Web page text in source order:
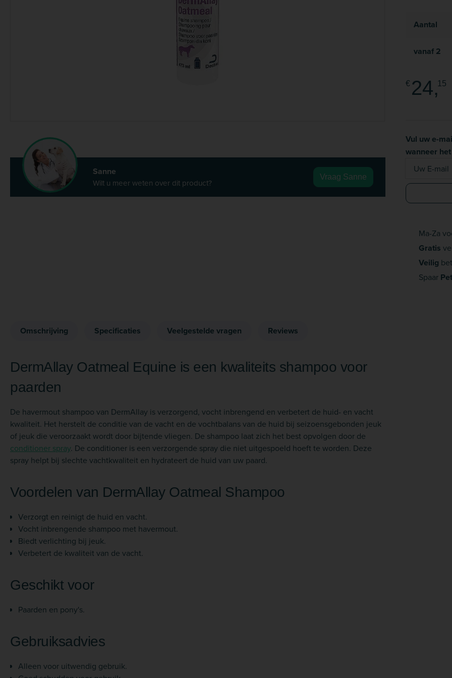
Sanne
Wilt u meer weten over dit product?
Vraag Sanne
Aantal
vanaf 2
€ 24,15
Vul uw e-
wanneer
Uw E-mail
Ma-Za
Gratis
Veilig
Spaar
Omschrijving Specificaties Veelgestelde vragen Reviews
DermAllay Oatmeal Equine is een kwaliteits shampoo voor
paarden
De havermout shampoo van DermAllay is verzorgend, vocht inbrengend en verbetert de huid- en vacht
kwaliteit. Het herstelt de conditie van de vacht en de vochtbalans van de huid bij seizoens­gebonden jeuk
of jeuk die veroorzaakt wordt door bijtende vliegen. De shampoo laat zich het best opvolgen door de
conditioner spray. De conditioner is een verzorgende spray die niet uitgespoeld hoeft te worden. Deze
spray helpt bij slechte vachtkwaliteit en hydrateert de huid van uw paard.
Voordelen van DermAllay Oatmeal Shampoo
Verzorgt en reinigt de huid en vacht.
Vocht inbrengende shampoo met havermout.
Biedt verlichting bij jeuk.
Verbetert de kwaliteit van de vacht.
Geschikt voor
Paarden en pony's.
Gebruiksadvies
Alleen voor uitwendig gebruik.